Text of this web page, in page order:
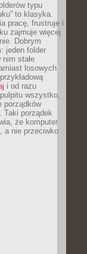
typu
to klasyka.
pracę, frustruje i
zajmuje więcej
Dobrym
jeden folder
nim stałe
losowych
i od razu
wszystko,
porządków
Taki porządek
że komputer
a nie przeciwko